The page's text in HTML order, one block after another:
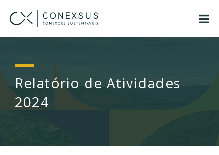
Relatório de Atividades
2024